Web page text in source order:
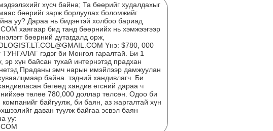
хүсч байна; Та бөөрийг худалдахыг
бөөрийг зарж борлуулах боломжийг
уу? Дараа нь бидэнтэй холбоо бариад
хаягаар бид танд бөөрнийх нь хэмжээгээр
бөөрний дутагдалд орж,
Yнэ: $780, 000
гэдэг би Монгол гаралтай. Би 1
хүн байсан тухай интернэтэд прадхан
Праданы эмч нарын имэйлээр дамжуулан
байна. тэдний хандивлагч. Би
бөгөөд хандив өгсний дараа ч
төлөө 780,000 доллар төлсөн. Одоо би
байгуулж, би баян, аз жаргалтай хүн
даван туулж байгаа эсвэл баян
уу: